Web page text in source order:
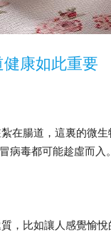
康如此重要
在腸道，這裏的微
病毒都可能趁虛而入。
，比如讓人感覺愉